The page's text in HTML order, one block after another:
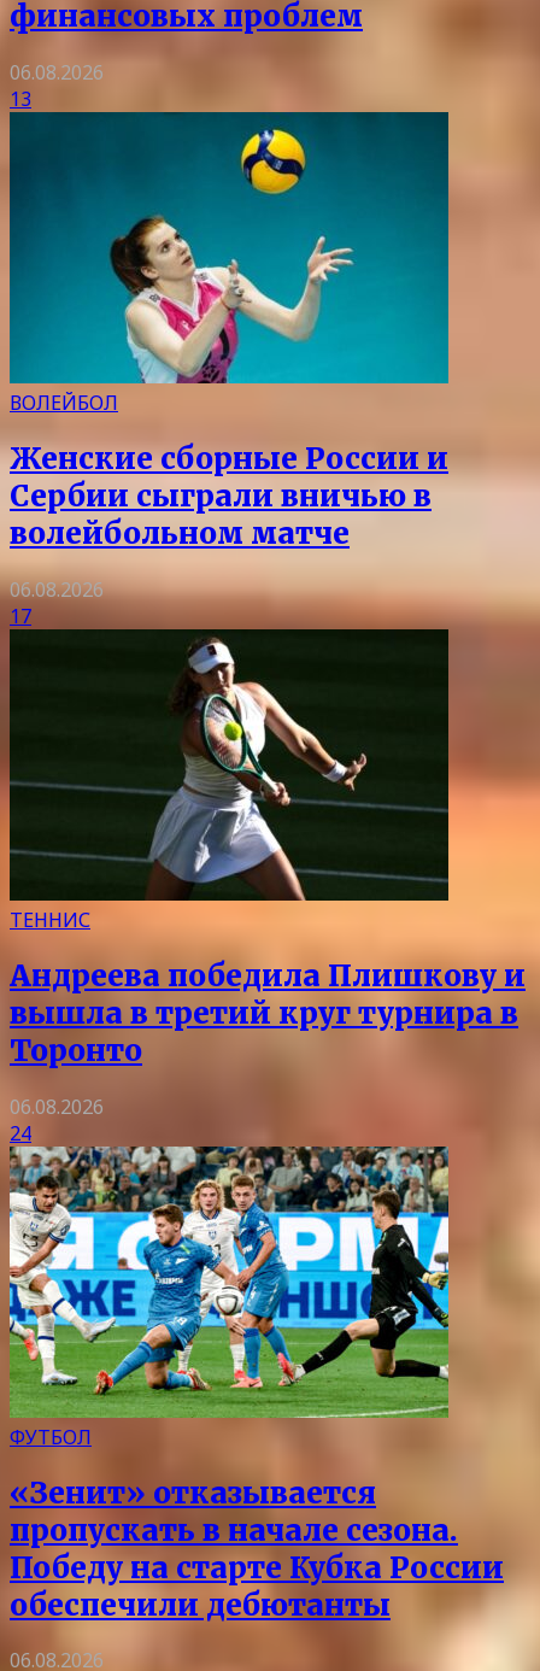
финансовых проблем
06.08.2026
13
ВОЛЕЙБОЛ
Женские сборные России и
Сербии сыграли вничью в
волейбольном матче
06.08.2026
17
ТЕННИС
Андреева победила Плишкову и
вышла в третий круг турнира в
Торонто
06.08.2026
24
ФУТБОЛ
«Зенит» отказывается
пропускать в начале сезона.
Победу на старте Кубка России
обеспечили дебютанты
06.08.2026